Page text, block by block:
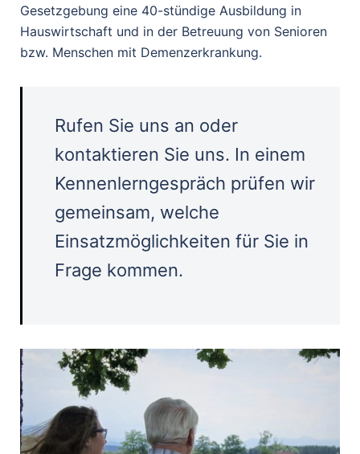
Gesetzgebung eine 40-stündige Ausbildung in
Hauswirtschaft und in der Betreuung von Senioren
bzw. Menschen mit Demenzerkrankung.
Rufen Sie uns an oder
kontaktieren Sie uns. In einem
Kennenlerngespräch prüfen wir
gemeinsam, welche
Einsatzmöglichkeiten für Sie in
Frage kommen.